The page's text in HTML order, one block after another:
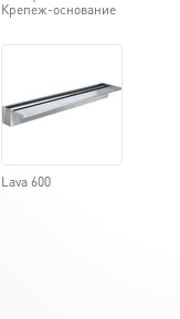
Крепеж-основание
Lava 600